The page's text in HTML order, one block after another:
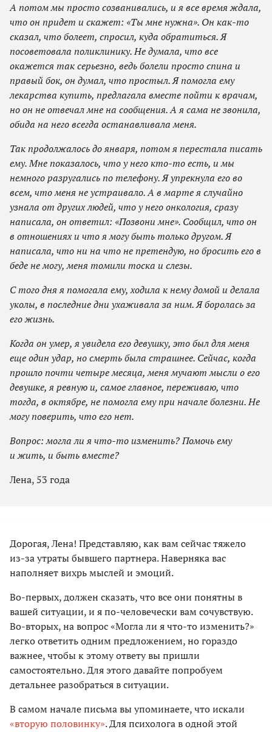
А потом мы просто созванивались, и я все время ждала,
что он придет и скажет: «Ты мне нужна». Он как-то
сказал, что болеет, спросил, куда обратиться. Я
посоветовала поликлинику. Не думала, что все
окажется так серьезно, ведь болели просто спина и
правый бок, он думал, что простыл. Я помогла ему
лекарства купить, предлагала вместе пойти к врачам,
но он не отвечал мне на сообщения. А я сама не звонила,
обида на него всегда останавливала меня.
Так продолжалось до января, потом я перестала писать
ему. Мне показалось, что у него кто-то есть, и мы
немного разругались по телефону. Я упрекнула его во
всем, что меня не устраивало. А в марте я случайно
узнала от других людей, что у него онкология, сразу
написала, он ответил: «Позвони мне». Сообщил, что он
в отношениях и что я могу быть только другом. Я
написала, что ни на что не претендую, но бросить его в
беде не могу, меня томили тоска и слезы.
С того дня я помогала ему, ходила к нему домой и делала
уколы, в последние дни ухаживала за ним. Я боролась за
его жизнь.
Когда он умер, я увидела его девушку, это был для меня
еще один удар, но смерть была страшнее. Сейчас, когда
прошло почти четыре месяца, меня мучают мысли о его
девушке, я ревную и, самое главное, переживаю, что
тогда, в октябре, не помогла ему при начале болезни. Не
могу поверить, что его нет.
Вопрос: могла ли я что-то изменить? Помочь ему
и жить, и быть вместе?
Лена, 53 года
Дорогая, Лена! Представляю, как вам сейчас тяжело
из-за утраты бывшего партнера. Наверняка вас
наполняет вихрь мыслей и эмоций.
Во-первых, должен сказать, что все они понятны в
вашей ситуации, и я по-человечески вам сочувствую.
Во-вторых, на вопрос «Могла ли я что-то изменить?»
легко ответить одним предложением, но гораздо
важнее, чтобы к этому ответу вы пришли
самостоятельно. Для этого давайте попробуем
детальнее разобраться в ситуации.
В самом начале письма вы упоминаете, что искали
«вторую половинку». Для психолога в одной этой